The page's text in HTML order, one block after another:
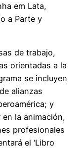
em Lata,
a Parte y
de trabajo,
orientadas a la
se incluyen
alianzas
y
la animación,
profesionales
el ‘Libro